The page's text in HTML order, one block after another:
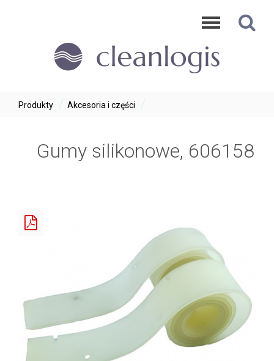
Produkty / Akcesoria i części /
Gumy silikonowe, 606158